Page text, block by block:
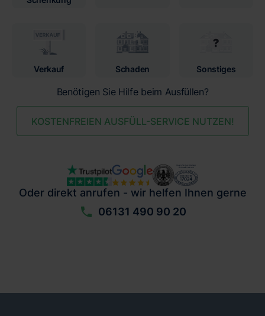
Verkauf Schaden Sonstiges
Benötigen Sie Hilfe beim Ausfüllen?
KOSTENFREIEN AUSFÜLL-SERVICE NUTZEN!
Oder direkt anrufen - wir helfen Ihnen gerne
06131 490 90 20